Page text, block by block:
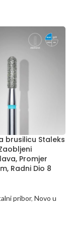
brusilicu Staleks
Promjer
Radni Dio 8
pribor, Novo u